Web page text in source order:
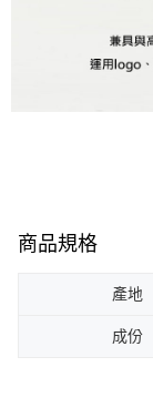
商品規格
產地
成份